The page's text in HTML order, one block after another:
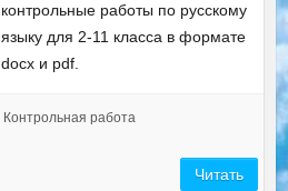
контрольные работы по русскому
языку для 2-11 класса в формате
docx и pdf.
Контрольная работа
Читать